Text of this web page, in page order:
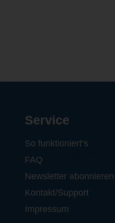
Service
So funktioniert‘s
FAQ
Newsletter abonnieren
Kontakt/Support
Impressum